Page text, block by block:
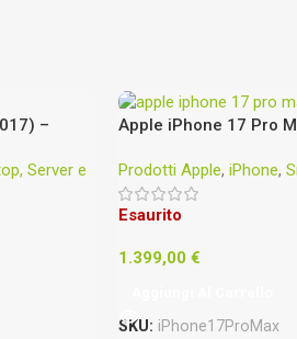
–
4 GB
Server e
Apple iPhone 17 Pro
Prodotti Apple, iPhone,
Esaurito
1.399,00 €
SKU: iPhone17ProMax